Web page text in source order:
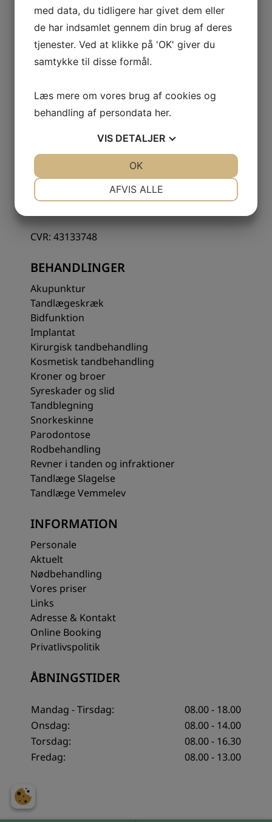
KONTAKTINFORMATION
Korsør Tandlægeklinik I/S
4220 Korsør
58 37 07 86
CVR: 43133748
BEHANDLINGER
Akupunktur
Tandlægeskræk
Bidfunktion
Implantat
Kirurgisk tandbehandling
Kosmetisk tandbehandling
Kroner og broer
Syreskader og slid
Tandblegning
Snorkeskinne
Parodontose
Rodbehandling
Revner i tanden og infraktioner
Tandlæge Slagelse
Tandlæge Vemmelev
INFORMATION
Personale
Aktuelt
Nødbehandling
Vores priser
Links
Adresse & Kontakt
Online Booking
Privatlivspolitik
ÅBNINGSTIDER
Mandag - Tirsdag:
08.00 - 18.00
Onsdag:
08.00 - 14.00
Torsdag:
08.00 - 16.30
Fredag:
08.00 - 13.00
med data, du tidligere har givet dem eller
de har indsamlet gennem din brug af deres
tjenester. Ved at klikke på 'OK' giver du
samtykke til disse formål.
Læs mere om vores brug af cookies og
behandling af persondata her.
VIS DETALJER
AFVIS ALLE
OK